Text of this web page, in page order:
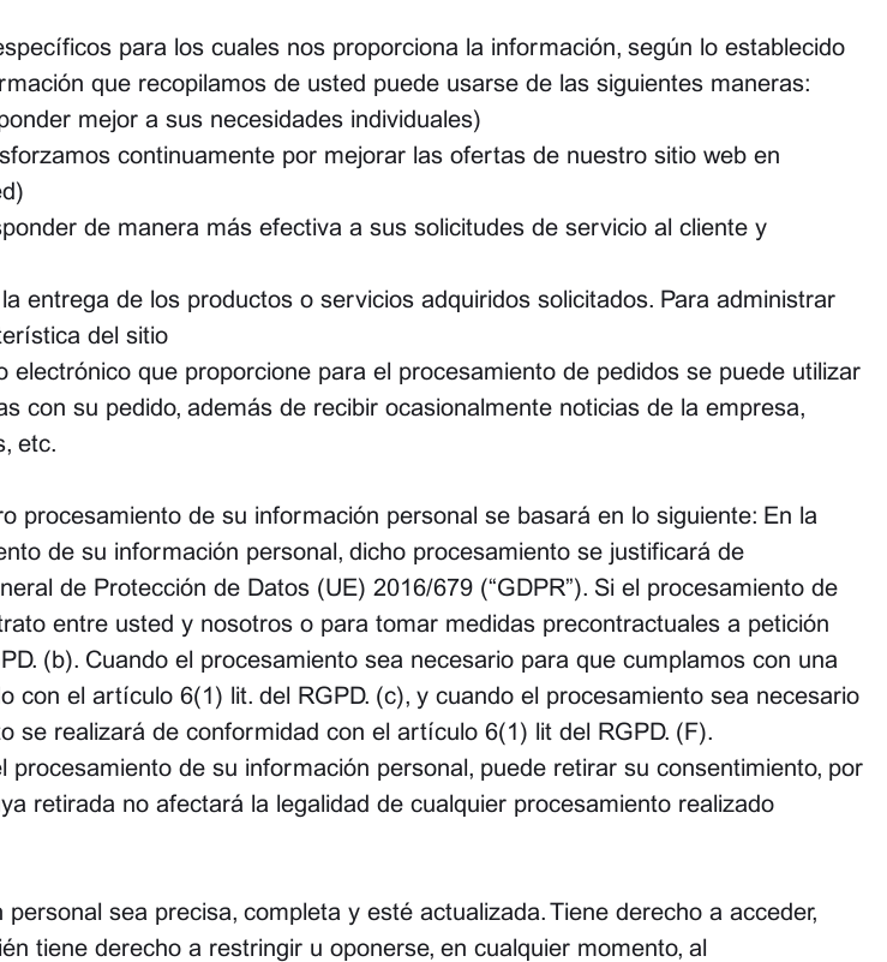
para los cuales nos proporciona la información, según lo establecido
que recopilamos de usted puede usarse de las siguientes maneras:
mejor a sus necesidades individuales)
continuamente por mejorar las ofertas de nuestro sitio web en
de manera más efectiva a sus solicitudes de servicio al cliente y
entrega de los productos o servicios adquiridos solicitados. Para administrar
del sitio
que proporcione para el procesamiento de pedidos se puede utilizar
con su pedido, además de recibir ocasionalmente noticias de la empresa,
etc.
procesamiento de su información personal se basará en lo siguiente: En la
de su información personal, dicho procesamiento se justificará de
de Protección de Datos (UE) 2016/679 (“GDPR”). Si el procesamiento de
entre usted y nosotros o para tomar medidas precontractuales a petición
(b). Cuando el procesamiento sea necesario para que cumplamos con una
el artículo 6(1) lit. del RGPD. (c), y cuando el procesamiento sea necesario
se realizará de conformidad con el artículo 6(1) lit del RGPD. (F).
de su información personal, puede retirar su consentimiento, por
retirada no afectará la legalidad de cualquier procesamiento realizado
sea precisa, completa y esté actualizada. Tiene derecho a acceder,
tiene derecho a restringir u oponerse, en cualquier momento, al